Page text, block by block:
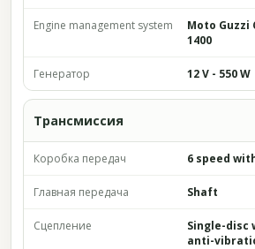
Engine management system
Moto Guzzi
1400
Генератор 12 V - 550 W
Трансмиссия
Коробка передач 6 speed
Главная передача Shaft
Сцепление
Single-
anti-